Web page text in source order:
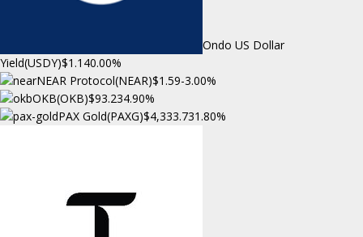
Ondo US Dollar
Yield(USDY)$1.140.00%
NEAR Protocol(NEAR)$1.59-3.00%
OKB(OKB)$93.234.90%
PAX Gold(PAXG)$4,333.731.80%